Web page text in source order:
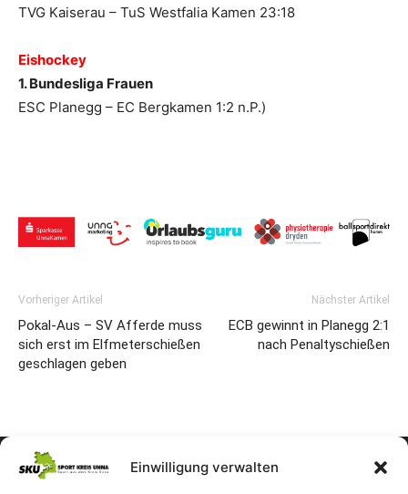
Einwilligung verwalten
TVG Kaiserau – TuS Westfalia Kamen 23:18
Eishockey
1. Bundesliga Frauen
ESC Planegg – EC Bergkamen 1:2 n.P.)
Vorheriger Artikel
Pokal-Aus – SV Afferde muss
sich erst im Elfmeterschießen
geschlagen geben
Nächster Artikel
ECB gewinnt in Planegg 2:1
nach Penaltyschießen